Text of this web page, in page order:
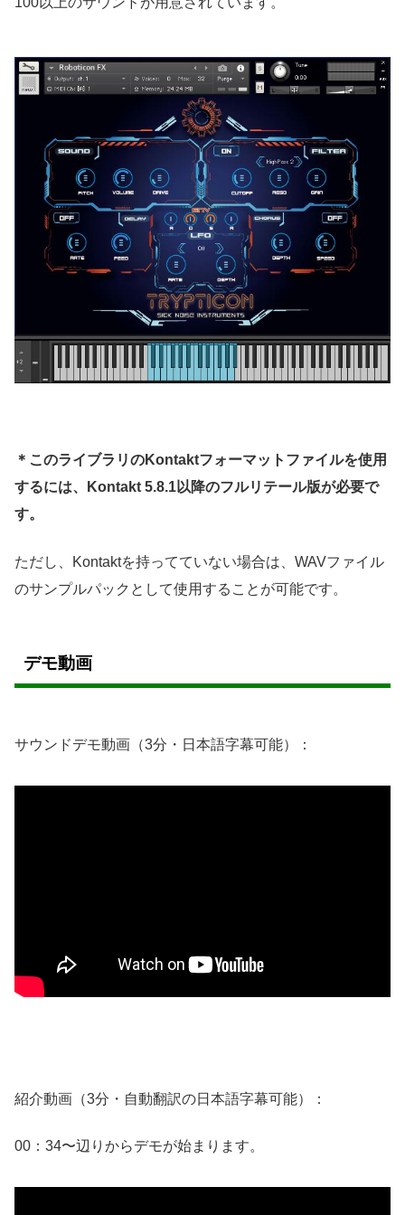
＊このライブラリのKontaktフォーマットファイルを使用
するには、Kontakt 5.8.1以降のフルリテール版が必要で
す。
ただし、Kontaktを持ってていない場合は、WAVファイル
のサンプルパックとして使用することが可能です。
デモ動画
サウンドデモ動画（3分・日本語字幕可能）：
紹介動画（3分・自動翻訳の日本語字幕可能）：
00：34〜辺りからデモが始まります。